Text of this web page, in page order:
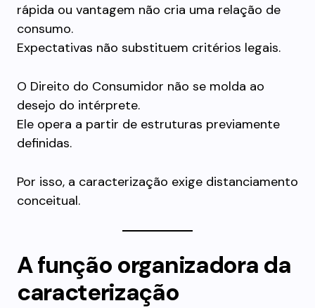
rápida ou vantagem não cria uma relação de
consumo.
Expectativas não substituem critérios legais.
O Direito do Consumidor não se molda ao
desejo do intérprete.
Ele opera a partir de estruturas previamente
definidas.
Por isso, a caracterização exige distanciamento
conceitual.
A função organizadora da
caracterização